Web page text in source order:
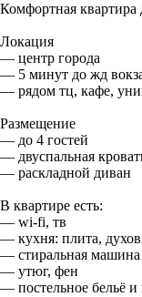
Комфортная квартира
Локация
— центр города
— 5 минут до жд
— рядом тц, кафе,
Размещение
— до 4 гостей
— двуспальная
— раскладной диван
В квартире есть:
— wi-fi, тв
— кухня: плита,
— стиральная машина
— утюг, фен
— постельное бельё и